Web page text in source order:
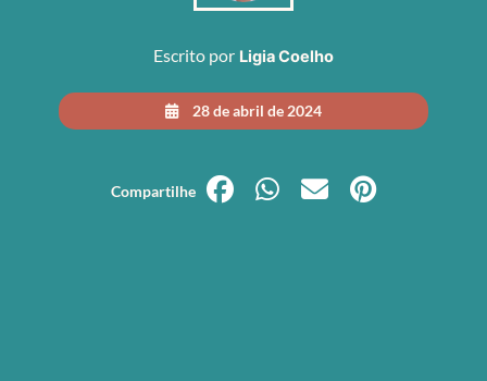
Escrito por Ligia Coelho
28 de abril de 2024